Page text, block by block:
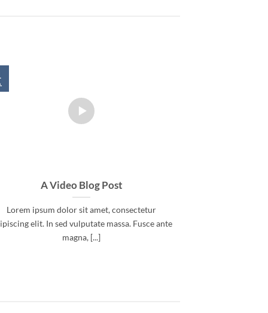
A Video Blog Post
Lorem ipsum dolor sit amet, consectetur
elit. In sed vulputate massa. Fusce ante
magna, [...]